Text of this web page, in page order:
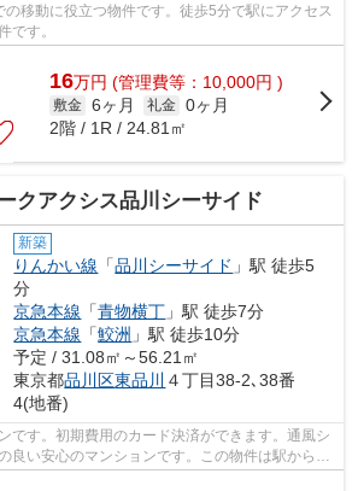
移動に役立つ物件です。徒歩5分で駅にアクセス
です。
16万円 (管理費等：10,000円 )
敷金 6ヶ月 礼金 0ヶ月
2階 / 1R / 24.81㎡
クアクシス品川シーサイド
新築
りんかい線 「品川シーサイド 」駅 徒歩5
分
京急本線 「青物横丁 」駅 徒歩7分
京急本線 「鮫洲 」駅 徒歩10分
予定 / 31.08㎡～56.21㎡
東京都品川区東品川 ４丁目38-2､38番
4(地番)
です。初期費用のカード決済ができます。通風シ
良い安心のマンションです。この物件は駅から徒
駅利用でき...